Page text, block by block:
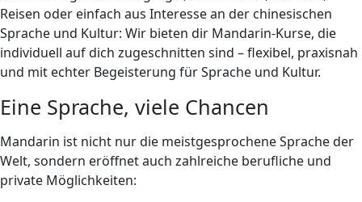
Reisen oder einfach aus Interesse an der chinesischen
Sprache und Kultur: Wir bieten dir Mandarin-Kurse, die
individuell auf dich zugeschnitten sind – flexibel, praxisnah
und mit echter Begeisterung für Sprache und Kultur.
Eine Sprache, viele Chancen
Mandarin ist nicht nur die meistgesprochene Sprache der
Welt, sondern eröffnet auch zahlreiche berufliche und
private Möglichkeiten: